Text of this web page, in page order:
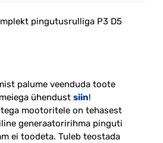
pingutusrulliga P3 D5
palume veenduda toote
ühendust siin!
mootoritele on tehasest
generaatoririhma pinguti
ei toodeta. Tuleb teostada